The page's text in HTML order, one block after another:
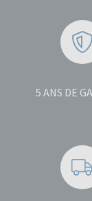
5 ANS DE